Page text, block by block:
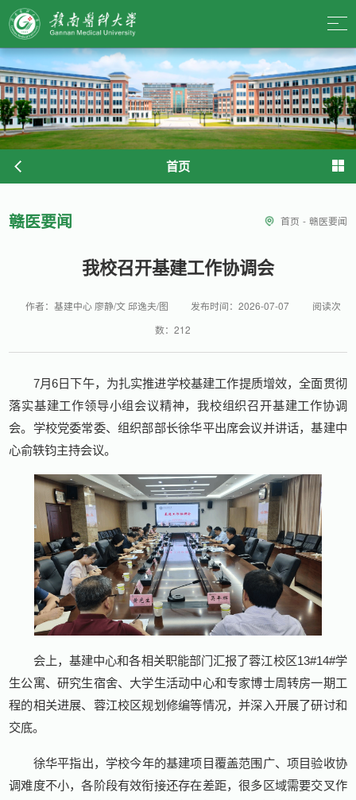
首页
赣医要闻 首页 - 赣医要闻
我校召开基建工作协调会
作者：基建中心 廖静/文 邱逸夫/图 发布时间：2026-07-07
阅读次
数：212
7月6日下午，为扎实推进学校基建工作提质增效，全面贯彻
落实基建工作领导小组会议精神，我校组织召开基建工作协调
会。学校党委常委、组织部部长徐华平出席会议并讲话，基建中
心俞轶钧主持会议。
会上，基建中心和各相关职能部门汇报了蓉江校区13#14#学
生公寓、研究生宿舍、大学生活动中心和专家博士周转房一期工
程的相关进展、蓉江校区规划修编等情况，并深入开展了研讨和
交底。
徐华平指出，学校今年的基建项目覆盖范围广、项目验收协
调难度不小，各阶段有效衔接还存在差距，很多区域需要交叉作